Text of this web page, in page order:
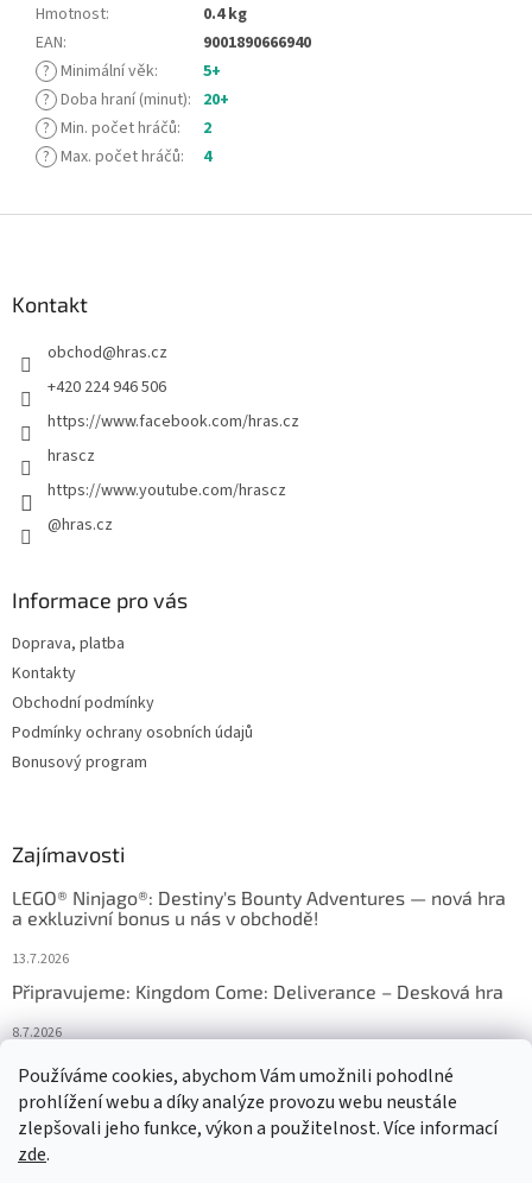
Používáme cookies, abychom Vám umožnili pohodlné
prohlížení webu a díky analýze provozu webu neustále
zlepšovali jeho funkce, výkon a použitelnost. Více informací
zde.
Hmotnost:
0.4 kg
EAN:
9001890666940
? Minimální věk:
5+
? Doba hraní (minut): 20+
? Min. počet hráčů:
2
? Max. počet hráčů: 4
Kontakt
obchod@hras.cz
+420 224 946 506
https://www.facebook.com/hras.cz
hrascz
https://www.youtube.com/hrascz
@hras.cz
Informace pro vás
Doprava, platba
Kontakty
Obchodní podmínky
Podmínky ochrany osobních údajů
Bonusový program
Zajímavosti
LEGO® Ninjago®: Destiny's Bounty Adventures — nová hra
a exkluzivní bonus u nás v obchodě!
13.7.2026
Připravujeme: Kingdom Come: Deliverance – Desková hra
8.7.2026
Nejlepší deskové hry: výběr, který frčí v celém Česku
18.6.2026